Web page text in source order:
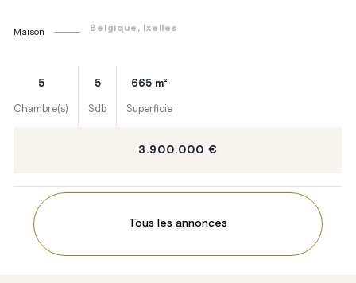
Maison Belgique , Ixelles
5
Chambre(s)
5
Sdb
665 m²
Superficie
3.900.000 €
Tous les annonces